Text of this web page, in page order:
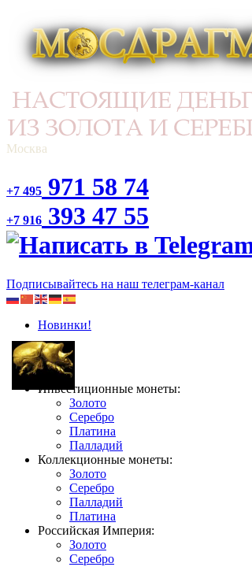
Москва
+7 495 971 58 74
+7 916 393 47 55
Подписывайтесь на наш телеграм-канал
Новинки!
Инвестиционные монеты:
Золото
Серебро
Платина
Палладий
Коллекционные монеты:
Золото
Серебро
Палладий
Платина
Российская Империя:
Золото
Серебро